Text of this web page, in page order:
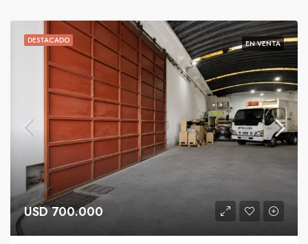
DESTACADO EN VENTA
USD 700.000